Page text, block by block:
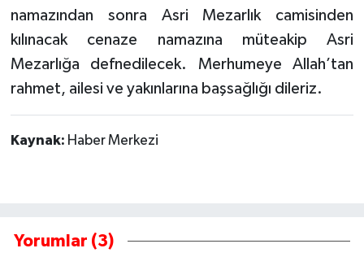
namazından sonra Asri Mezarlık camisinden
kılınacak cenaze namazına müteakip Asri
Mezarlığa defnedilecek. Merhumeye Allah’tan
rahmet, ailesi ve yakınlarına başsağlığı dileriz.
Kaynak: Haber Merkezi
Yorumlar (3)
Türkiye
Yerel
Künye